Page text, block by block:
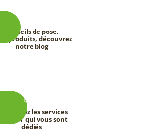
Conseils de pose,
produits, découvrez
notre blog
Découvrez les services
DEEVERT qui vous sont
dédiés